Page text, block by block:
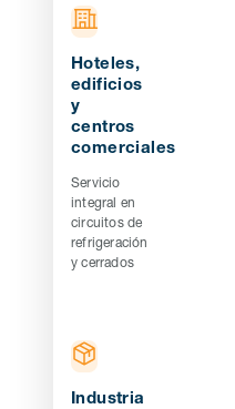
Hoteles,
edificios
y
centros
comerciales
Servicio
integral en
circuitos de
refrigeración
y cerrados
Industria